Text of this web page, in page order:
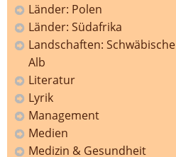
Länder: Polen
Länder: Südafrika
Landschaften: Schwäbische
Alb
Literatur
Lyrik
Management
Medien
Medizin & Gesundheit